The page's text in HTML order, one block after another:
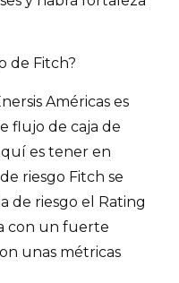
de Fitch?
Américas es
flujo de caja de
es tener en
riesgo Fitch se
de riesgo el Rating
con un fuerte
unas métricas